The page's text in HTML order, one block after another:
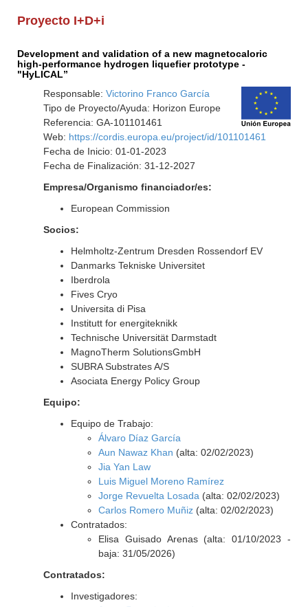
Proyecto I+D+i
Development and validation of a new magnetocaloric
high-performance hydrogen liquefier prototype -
"HyLICAL”
Responsable: Victorino Franco García
Tipo de Proyecto/Ayuda: Horizon Europe
Referencia: GA-101101461
Web: https://cordis.europa.eu/project/id/101101461
Fecha de Inicio: 01-01-2023
Fecha de Finalización: 31-12-2027
Empresa/Organismo financiador/es:
European Commission
Socios:
Helmholtz-Zentrum Dresden Rossendorf EV
Danmarks Tekniske Universitet
Iberdrola
Fives Cryo
Universita di Pisa
Institutt for energiteknikk
Technische Universität Darmstadt
MagnoTherm SolutionsGmbH
SUBRA Substrates A/S
Asociata Energy Policy Group
Equipo:
Equipo de Trabajo:
Álvaro Díaz García
Aun Nawaz Khan (alta: 02/02/2023)
Jia Yan Law
Luis Miguel Moreno Ramírez
Jorge Revuelta Losada (alta: 02/02/2023)
Carlos Romero Muñiz(alta: 02/02/2023)
Contratados:
Elisa Guisado Arenas (alta: 01/10/2023 -
baja: 31/05/2026)
Contratados:
Investigadores: